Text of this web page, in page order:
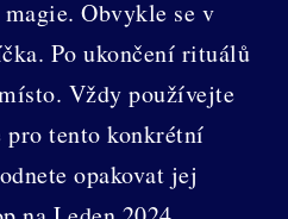
Obvykle se v
Po ukončení rituálů
Vždy používejte
pro tento konkrétní
opakovat jej